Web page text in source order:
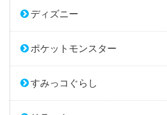
ディズニー
ポケットモンスター
すみっコぐらし